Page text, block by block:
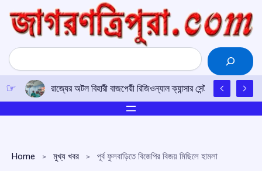
content
Search
রাজ্যের অটল বিহারী বাজপেয়ী রিজিওন্যাল ক্যান্সার সেন্টারে উত্তর-
Home মুখ্য খবর পূর্ব ফুলবাড়িতে বিজেপির বিজয় মিছিলে হামলা